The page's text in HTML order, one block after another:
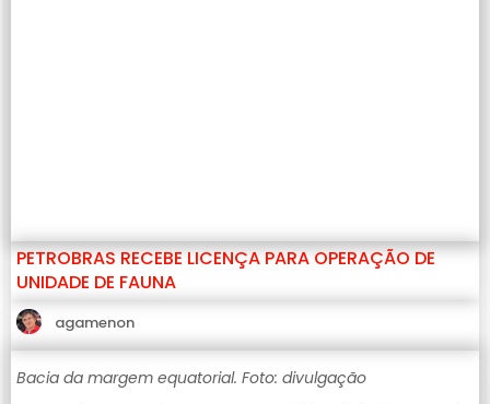
PETROBRAS RECEBE LICENÇA PARA OPERAÇÃO DE
UNIDADE DE FAUNA
agamenon
Bacia da margem equatorial. Foto: divulgação